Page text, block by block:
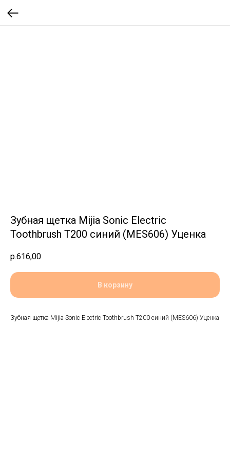
Зубная щетка Mijia Sonic Electric
Toothbrush T200 синий (MES606) Уценка
р.616,00
В корзину
Зубная щетка Mijia Sonic Electric Toothbrush T200 синий (MES606) Уценка